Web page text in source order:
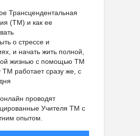
Трансцендентальная
(ТМ) и как ее
о стрессе и
и начать жить полной,
жизнью с помощью ТМ
ТМ работает сразу же, с
проводят
Учителя ТМ с
опытом.